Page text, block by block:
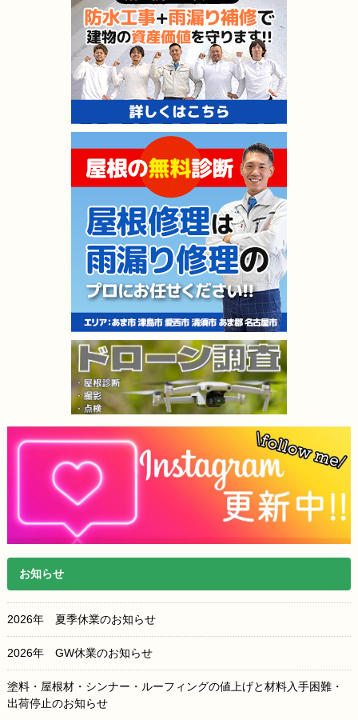
お知らせ
2026年 夏季休業のお知らせ
2026年 GW休業のお知らせ
塗料・屋根材・シンナー・ルーフィングの値上げと材料入手困難・
出荷停止のお知らせ